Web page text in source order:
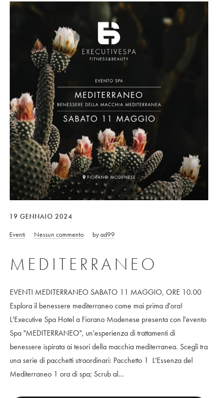
19 GENNAIO 2024
Eventi Nessun commento byad99
MEDITERRANEO
EVENTI MEDITERRANEO SABATO 11 MAGGIO, ORE 10.00
Esplora il benessere mediterraneo come mai prima d'ora!
L'Executive Spa Hotel a Fiorano Modenese presenta con l'evento
Spa "MEDITERRANEO", un'esperienza di trattamenti di
benessere ispirata ai tesori della macchia mediterranea. Scegli tra
una serie di pacchetti straordinari: Pacchetto 1 L'Essenza del
Mediterraneo 1 ora di spa; Scrub al…